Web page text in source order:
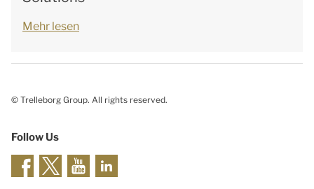
Mehr lesen
© Trelleborg Group. All rights reserved.
Follow Us